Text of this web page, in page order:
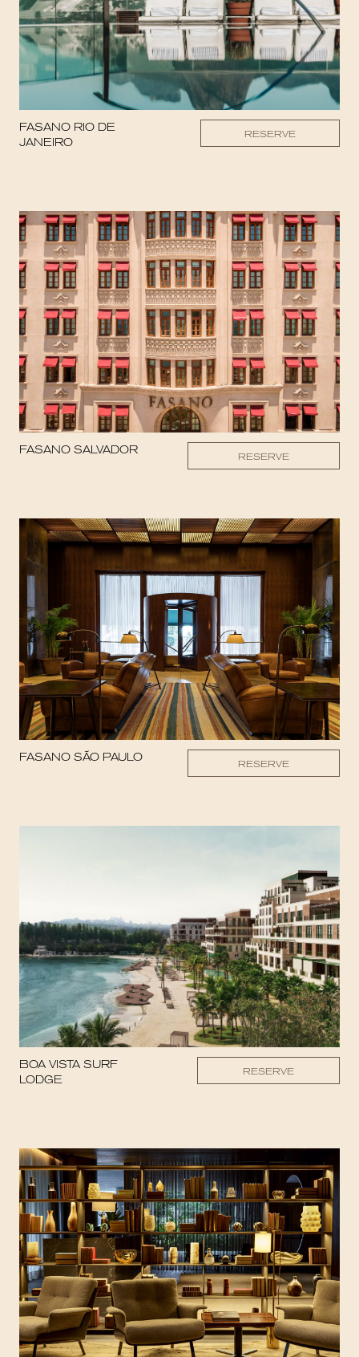
FASANO RIO DE
JANEIRO
RESERVE
FASANO SALVADOR
RESERVE
FASANO SÃO PAULO
RESERVE
BOA VISTA SURF
LODGE
RESERVE